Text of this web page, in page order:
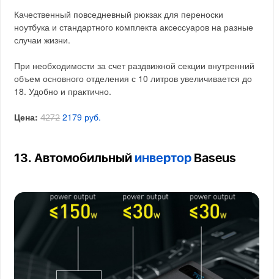
Качественный повседневный рюкзак для переноски
ноутбука и стандартного комплекта аксессуаров на разные
случаи жизни.
При необходимости за счет раздвижной секции внутренний
объем основного отделения с 10 литров увеличивается до
18. Удобно и практично.
Цена: 4272 2179 руб.
13. Автомобильный инвертор Baseus